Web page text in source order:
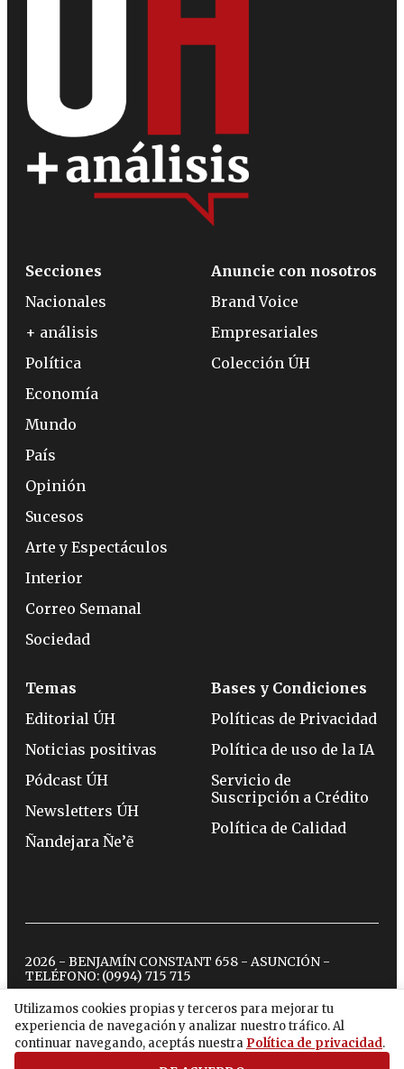
Utilizamos cookies propias y terceros para mejorar tu
experiencia de navegación y analizar nuestro tráfico. Al
continuar navegando, aceptás nuestra Política de privacidad.
Secciones
Nacionales
+ análisis
Política
Economía
Mundo
País
Opinión
Sucesos
Arte y Espectáculos
Interior
Correo Semanal
Sociedad
Anuncie con nosotros
Brand Voice
Empresariales
Colección ÚH
Temas
Editorial ÚH
Noticias positivas
Pódcast ÚH
Newsletters ÚH
Ñandejara Ñe’ẽ
Bases y Condiciones
Políticas de Privacidad
Política de uso de la IA
Servicio de
Suscripción a Crédito
Política de Calidad
2026 - BENJAMÍN CONSTANT 658 - ASUNCIÓN -
TELÉFONO: (0994) 715 715
twitterinstagram
facebook
tiktokyoutubespotify